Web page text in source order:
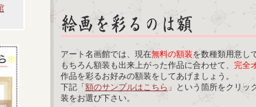
アート名画館では、現在無料の額装を数種類用意し
もちろん額装も出来上がった作品に合わせて、 完全
作品を彩るお好みの額装をしてあげましょう。
下記「 額のサンプルはこちら 」という箇所をクリッ
装をお選び下さい。